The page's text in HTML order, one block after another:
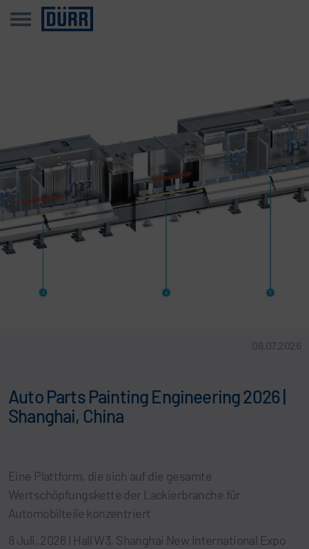
08.07.2026
Auto Parts Painting Engineering 2026 |
Shanghai, China
Eine Plattform, die sich auf die gesamte
Wertschöpfungskette der Lackierbranche für
Automobilteile konzentriert
8 Juli, 2026 I Hall W3, Shanghai New International Expo